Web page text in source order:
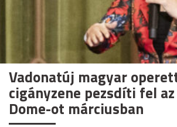
Vadonatúj magyar
cigányzene pezsdíti fel
Dome-ot márciusban